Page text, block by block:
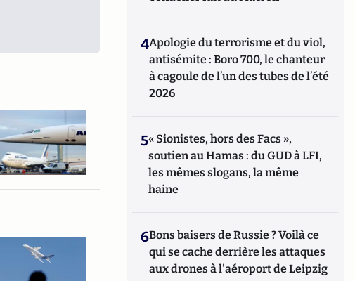
4Apologie du terrorisme et du viol,
antisémite : Boro 700, le chanteur
à cagoule de l’un des tubes de l’été
2026
5« Sionistes, hors des Facs »,
soutien au Hamas : du GUD à LFI,
les mêmes slogans, la même
haine
6Bons baisers de Russie ? Voilà ce
qui se cache derrière les attaques
aux drones à l'aéroport de Leipzig